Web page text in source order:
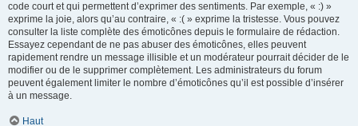
code court et qui permettent d’exprimer des sentiments. Par exemple, « :) »
exprime la joie, alors qu’au contraire, « :( » exprime la tristesse. Vous pouvez
consulter la liste complète des émoticônes depuis le formulaire de rédaction.
Essayez cependant de ne pas abuser des émoticônes, elles peuvent
rapidement rendre un message illisible et un modérateur pourrait décider de le
modifier ou de le supprimer complètement. Les administrateurs du forum
peuvent également limiter le nombre d’émoticônes qu’il est possible d’insérer
à un message.
Haut